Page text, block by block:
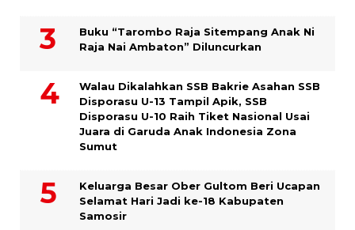
Buku “Tarombo Raja Sitempang Anak Ni
Raja Nai Ambaton” Diluncurkan
Walau Dikalahkan SSB Bakrie Asahan SSB
Disporasu U-13 Tampil Apik, SSB
Disporasu U-10 Raih Tiket Nasional Usai
Juara di Garuda Anak Indonesia Zona
Sumut
Keluarga Besar Ober Gultom Beri Ucapan
Selamat Hari Jadi ke-18 Kabupaten
Samosir